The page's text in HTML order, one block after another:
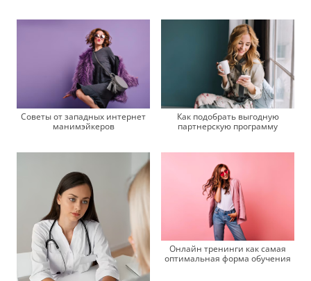
Советы от западных интернет
манимэйкеров
Как подобрать выгодную
партнерскую программу
Онлайн тренинги как самая
оптимальная форма обучения